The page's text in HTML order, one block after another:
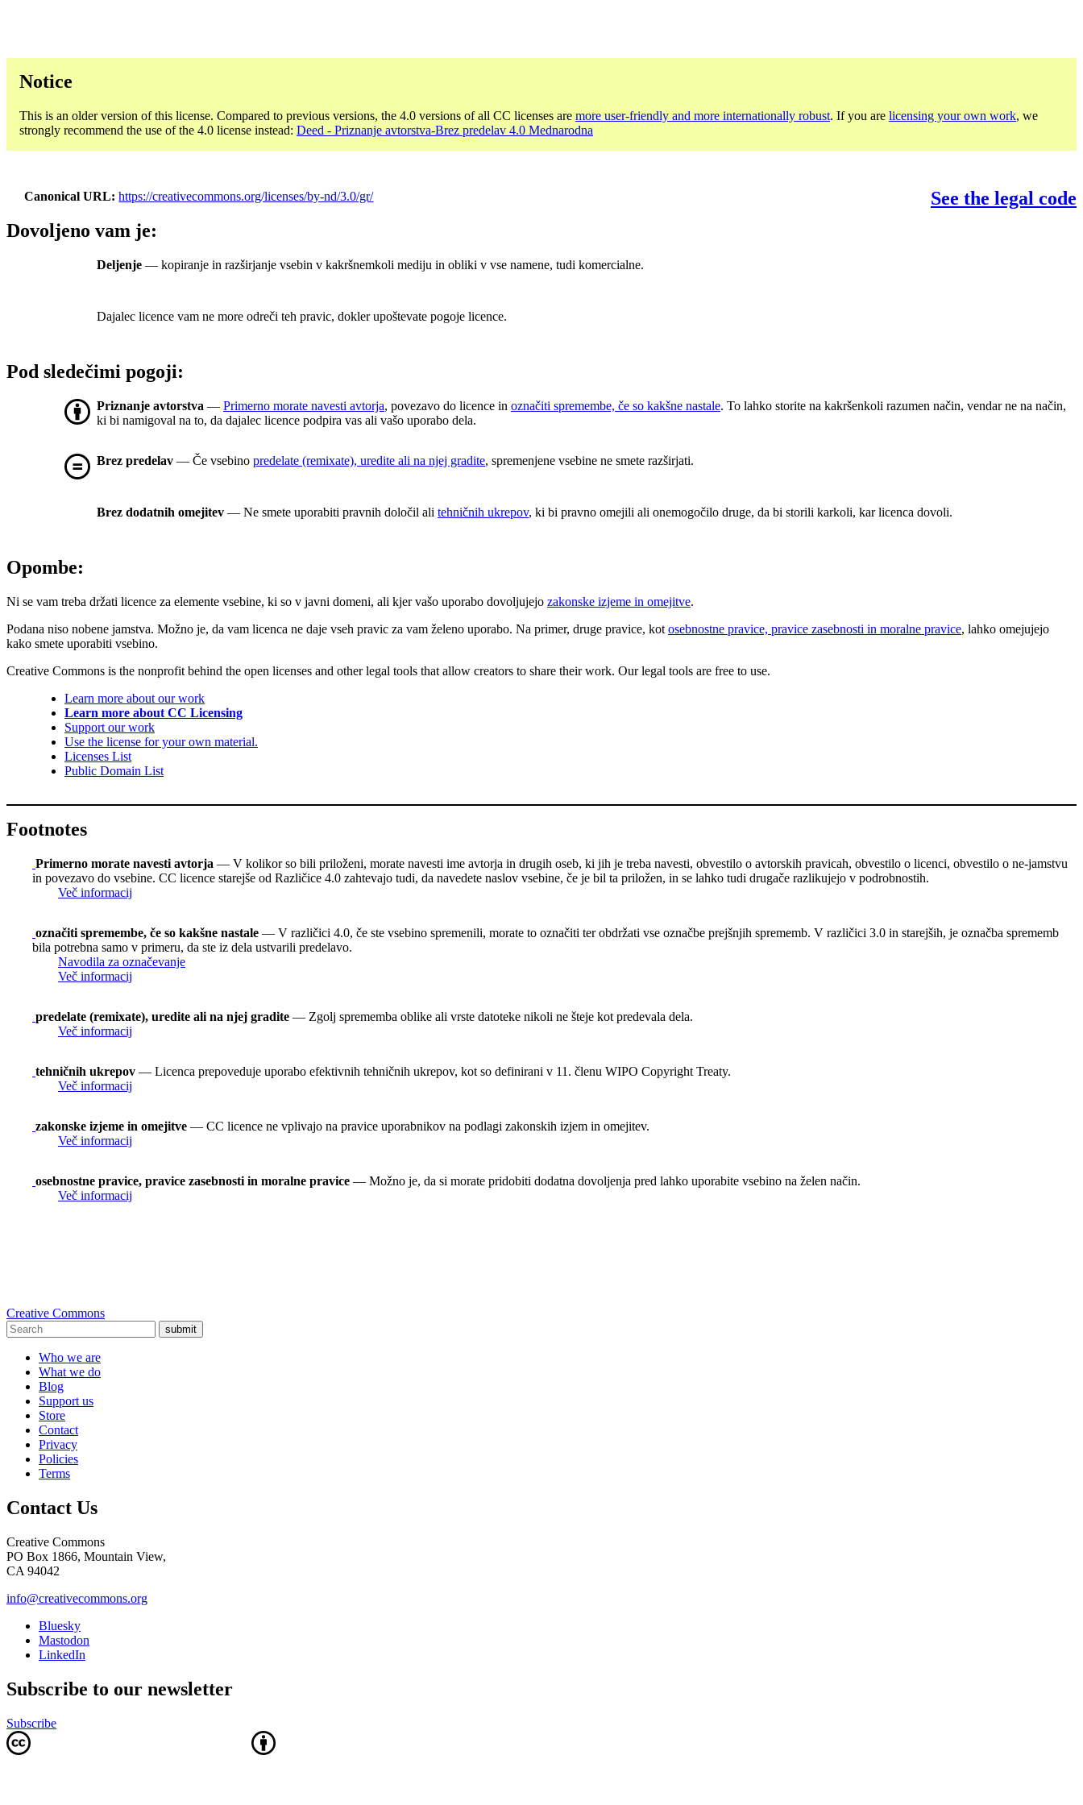
Notice
This is an older version of this license. Compared to previous versions, the 4.0 versions of all CC licenses are more user-friendly and more internationally robust. If you are licensing your own work, we
strongly recommend the use of the 4.0 license instead: Deed - Priznanje avtorstva-Brez predelav 4.0 Mednarodna
Canonical URL https://creativecommons.org/licenses/by-nd/3.0/gr/
See the legal code
Dovoljeno vam je:
Deljenje — kopiranje in razširjanje vsebin v kakršnemkoli mediju in obliki v vse namene, tudi komercialne.
Dajalec licence vam ne more odreči teh pravic, dokler upoštevate pogoje licence.
Pod sledečimi pogoji:
Priznanje avtorstva — Primerno morate navesti avtorja, povezavo do licence in označiti spremembe, če so kakšne nastale. To lahko storite na kakršenkoli razumen način, vendar ne na način,
ki bi namigoval na to, da dajalec licence podpira vas ali vašo uporabo dela.
Brez predelav — Če vsebino predelate (remixate), uredite ali na njej gradite, spremenjene vsebine ne smete razširjati.
Brez dodatnih omejitev — Ne smete uporabiti pravnih določil ali tehničnih ukrepov, ki bi pravno omejili ali onemogočilo druge, da bi storili karkoli, kar licenca dovoli.
Opombe:
Ni se vam treba držati licence za elemente vsebine, ki so v javni domeni, ali kjer vašo uporabo dovoljujejo zakonske izjeme in omejitve.
Podana niso nobene jamstva. Možno je, da vam licenca ne daje vseh pravic za vam želeno uporabo. Na primer, druge pravice, kot osebnostne pravice, pravice zasebnosti in moralne pravice, lahko omejujejo
kako smete uporabiti vsebino.
Creative Commons is the nonprofit behind the open licenses and other legal tools that allow creators to share their work. Our legal tools are free to use.
Learn more about our work
Learn more about CC Licensing
Support our work
Use the license for your own material.
Licenses List
Public Domain List
Footnotes
Primerno morate navesti avtorja — V kolikor so bili priloženi, morate navesti ime avtorja in drugih oseb, ki jih je treba navesti, obvestilo o avtorskih pravicah, obvestilo o licenci, obvestilo o ne-jamstvu
in povezavo do vsebine. CC licence starejše od Različice 4.0 zahtevajo tudi, da navedete naslov vsebine, če je bil ta priložen, in se lahko tudi drugače razlikujejo v podrobnostih.
Več informacij
označiti spremembe, če so kakšne nastale — V različici 4.0, če ste vsebino spremenili, morate to označiti ter obdržati vse označbe prejšnjih sprememb. V različici 3.0 in starejših, je označba sprememb
bila potrebna samo v primeru, da ste iz dela ustvarili predelavo.
Navodila za označevanje
Več informacij
predelate (remixate), uredite ali na njej gradite — Zgolj sprememba oblike ali vrste datoteke nikoli ne šteje kot predevala dela.
Več informacij
tehničnih ukrepov — Licenca prepoveduje uporabo efektivnih tehničnih ukrepov, kot so definirani v 11. členu WIPO Copyright Treaty.
Več informacij
zakonske izjeme in omejitve — CC licence ne vplivajo na pravice uporabnikov na podlagi zakonskih izjem in omejitev.
Več informacij
osebnostne pravice, pravice zasebnosti in moralne pravice — Možno je, da si morate pridobiti dodatna dovoljenja pred lahko uporabite vsebino na želen način.
Več informacij
Creative Commons
submit
Who we are
What we do
Blog
Support us
Store
Contact
Privacy
Policies
Terms
Contact Us
Creative Commons
PO Box 1866, Mountain View,
CA 94042
info@creativecommons.org
Bluesky
Mastodon
LinkedIn
Subscribe to our newsletter
Subscribe